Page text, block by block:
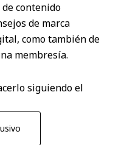
de contenido
de marca
como también de
membresía.
siguiendo el